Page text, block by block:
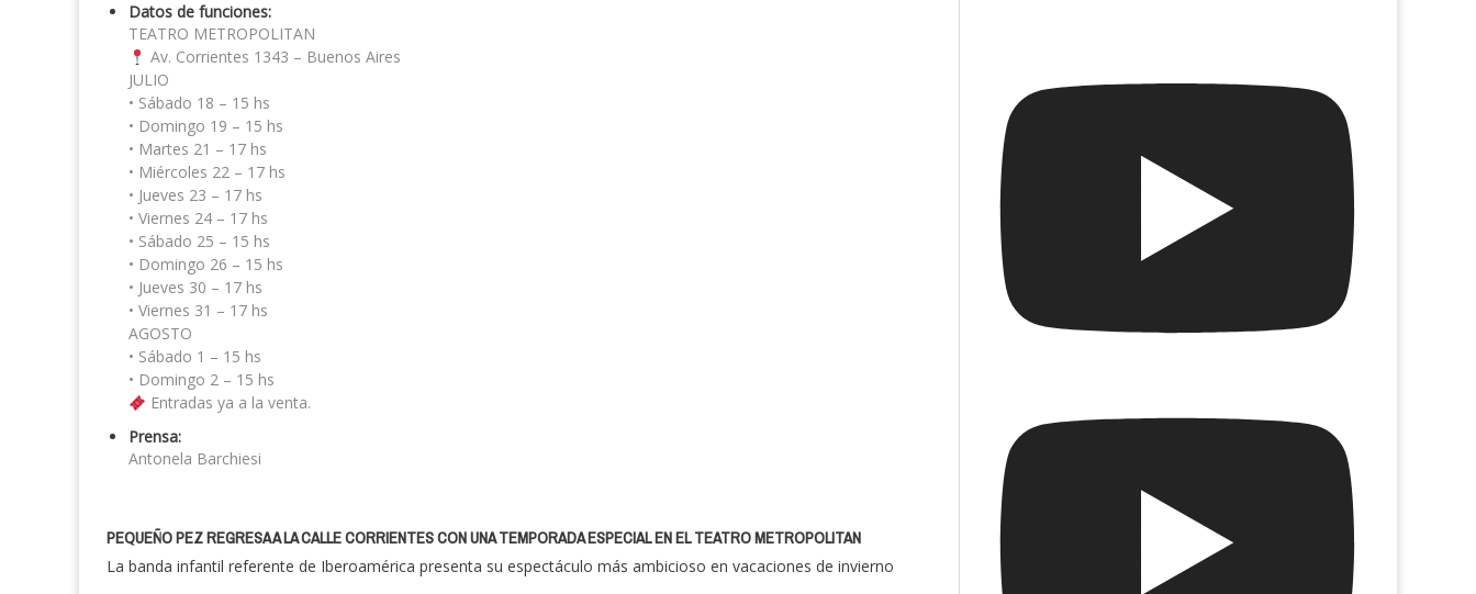
Datos de funciones:
TEATRO METROPOLITAN
Av. Corrientes 1343 – Buenos Aires
JULIO
• Sábado 18 – 15 hs
• Domingo 19 – 15 hs
• Martes 21 – 17 hs
• Miércoles 22 – 17 hs
• Jueves 23 – 17 hs
• Viernes 24 – 17 hs
• Sábado 25 – 15 hs
• Domingo 26 – 15 hs
• Jueves 30 – 17 hs
• Viernes 31 – 17 hs
AGOSTO
• Sábado 1 – 15 hs
• Domingo 2 – 15 hs
Entradas ya a la venta.
Prensa:
Antonela Barchiesi
PEQUEÑO PEZ REGRESA A LA CALLE CORRIENTES CON UNA TEMPORADA ESPECIAL EN EL TEATRO METROPOLITAN
La banda infantil referente de Iberoamérica presenta su espectáculo más ambicioso en vacaciones de invierno